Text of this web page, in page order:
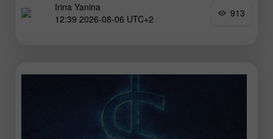
รอบกว่าสามสัปดาห์เมื่อวานนี้ ภายหลังเหตุโจมตีด้วยขีปนาวุธ
ของกองกำลัง Houthi จากเยเมน — ซึ่งได้รับการสนับสนุนจาก
Irina Yanina
12:39 2026-08-06 UTC+2
913